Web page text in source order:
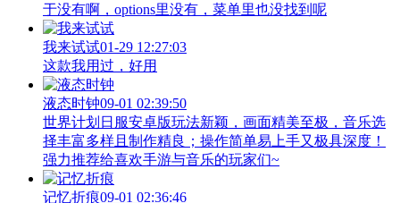
于没有啊，options里没有，菜单里也没找到呢
我来试试01-29 12:27:03
这款我用过，好用
液态时钟09-01 02:39:50
世界计划日服安卓版玩法新颖，画面精美至极，音乐选
择丰富多样且制作精良；操作简单易上手又极具深度！
强力推荐给喜欢手游与音乐的玩家们~
记忆折痕09-01 02:36:46